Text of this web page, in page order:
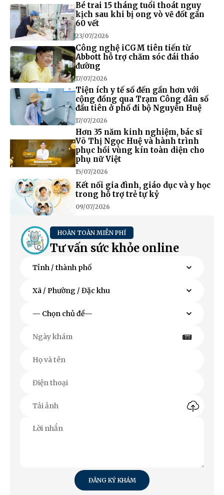
Bé trai 15 tháng tuổi thoát nguy
kịch sau khi bị ong vò vẽ đốt gần
60 vết
23/07/2026
Công nghệ iCGM tiên tiến từ
Abbott hỗ trợ chăm sóc đái tháo
đường
17/07/2026
Tiện ích y tế số đến gần hơn với
cộng đồng qua Trạm Công dân số
đầu tiên ở phố đi bộ Nguyễn Huệ
17/07/2026
Hơn 35 năm kinh nghiệm, bác sĩ
Võ Thị Ngọc Huệ và hành trình
phục hồi vùng kín toàn diện cho
phụ nữ Việt
15/07/2026
Kết nối gia đình, giáo dục và y học
trong hỗ trợ trẻ tự kỷ
09/07/2026
HOÀN TOÀN MIỄN PHÍ
Tư vấn sức khỏe online
ĐĂNG KÝ KHÁM